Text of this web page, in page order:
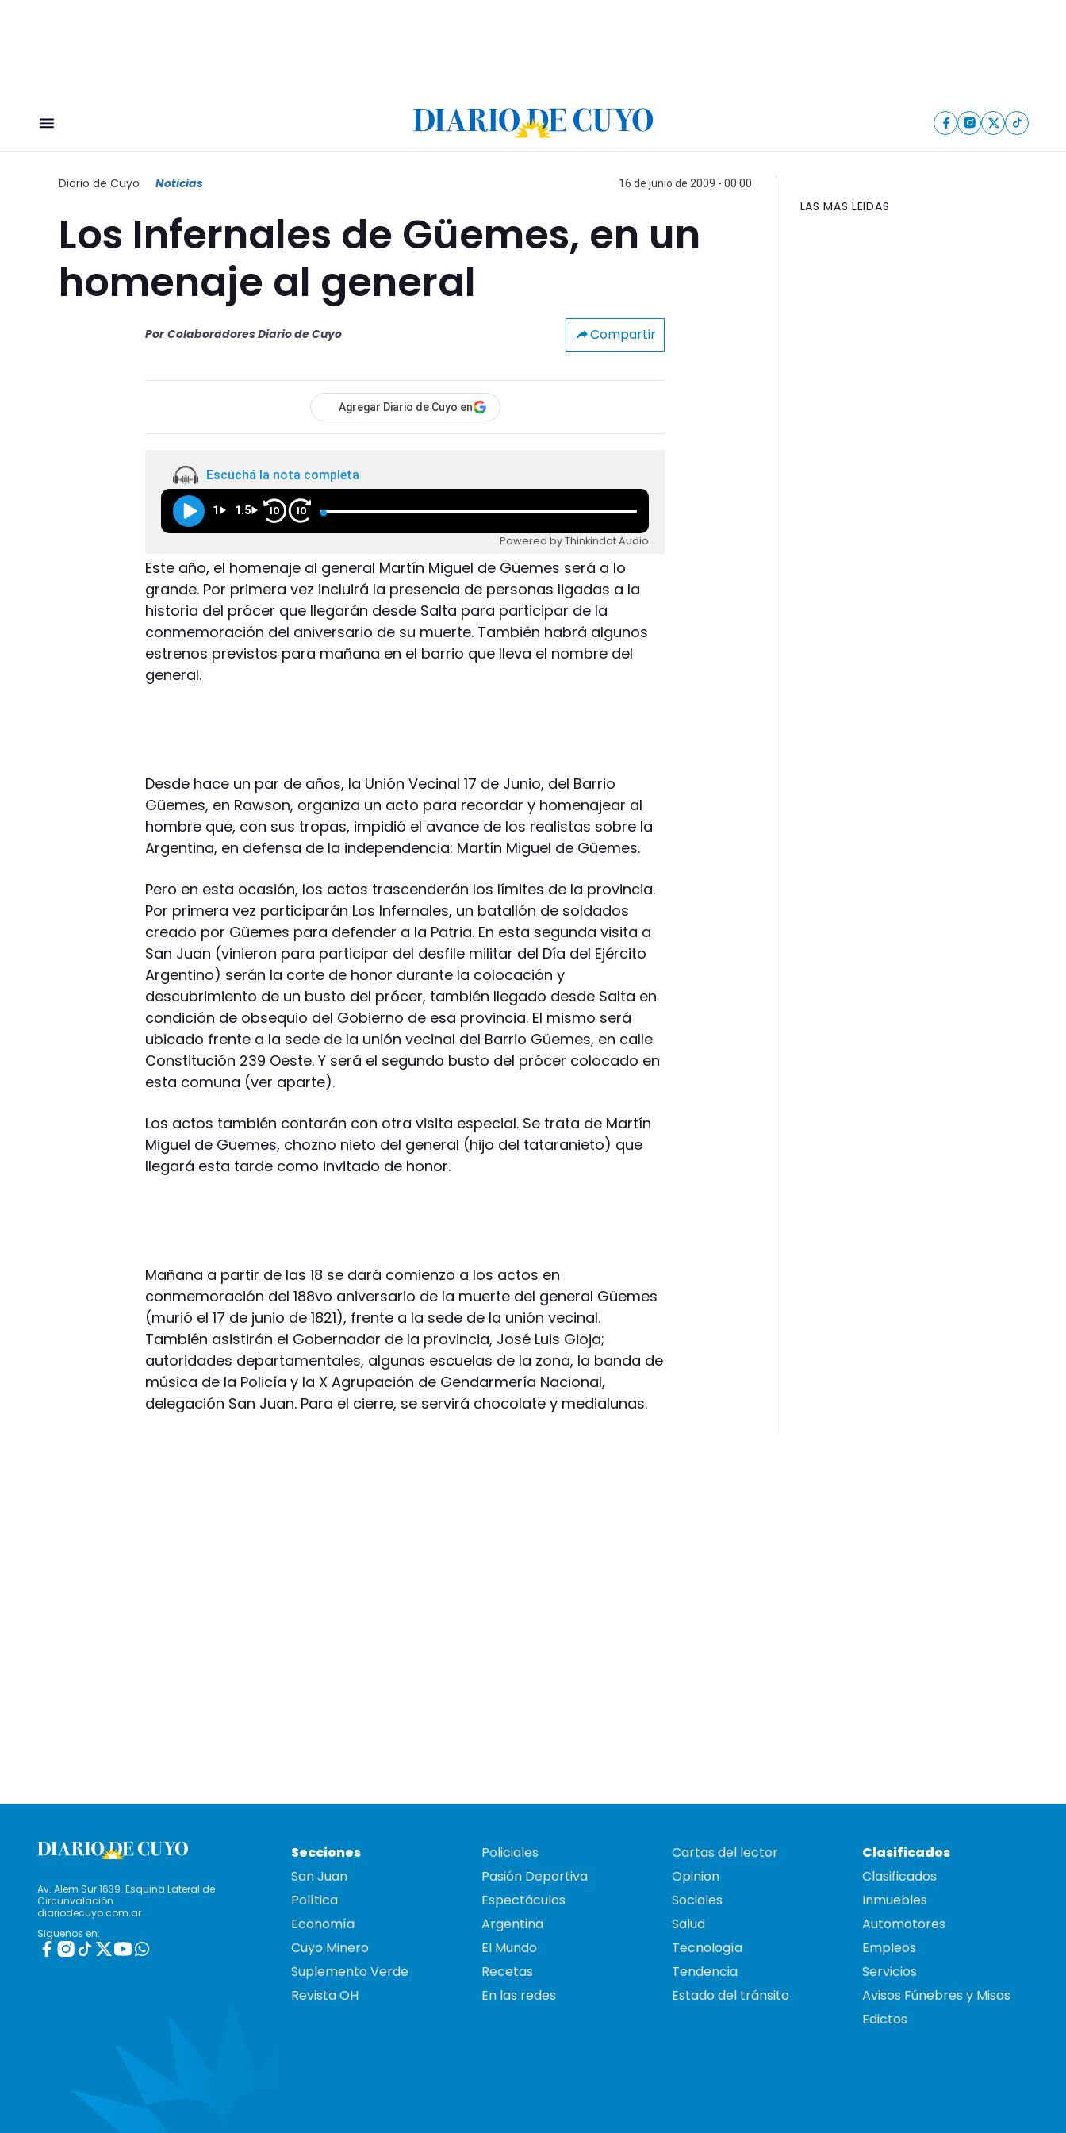
Diario de Cuyo Noticias 16 de junio de 2009 - 00:00
Los Infernales de Güemes, en un
homenaje al general
Por Colaboradores Diario de Cuyo Compartir
Agregar Diario de Cuyo en
Escuchá la nota completa
1 1.5 10 10
Powered by Thinkindot Audio
Este año, el homenaje al general Martín Miguel de Güemes será a lo
grande. Por primera vez incluirá la presencia de personas ligadas a la
historia del prócer que llegarán desde Salta para participar de la
conmemoración del aniversario de su muerte. También habrá algunos
estrenos previstos para mañana en el barrio que lleva el nombre del
general.
Desde hace un par de años, la Unión Vecinal 17 de Junio, del Barrio
Güemes, en Rawson, organiza un acto para recordar y homenajear al
hombre que, con sus tropas, impidió el avance de los realistas sobre la
Argentina, en defensa de la independencia: Martín Miguel de Güemes.
Pero en esta ocasión, los actos trascenderán los límites de la provincia.
Por primera vez participarán Los Infernales, un batallón de soldados
creado por Güemes para defender a la Patria. En esta segunda visita a
San Juan (vinieron para participar del desfile militar del Día del Ejército
Argentino) serán la corte de honor durante la colocación y
descubrimiento de un busto del prócer, también llegado desde Salta en
condición de obsequio del Gobierno de esa provincia. El mismo será
ubicado frente a la sede de la unión vecinal del Barrio Güemes, en calle
Constitución 239 Oeste. Y será el segundo busto del prócer colocado en
esta comuna (ver aparte).
Los actos también contarán con otra visita especial. Se trata de Martín
Miguel de Güemes, chozno nieto del general (hijo del tataranieto) que
llegará esta tarde como invitado de honor.
Mañana a partir de las 18 se dará comienzo a los actos en
conmemoración del 188vo aniversario de la muerte del general Güemes
(murió el 17 de junio de 1821), frente a la sede de la unión vecinal.
También asistirán el Gobernador de la provincia, José Luis Gioja;
autoridades departamentales, algunas escuelas de la zona, la banda de
música de la Policía y la X Agrupación de Gendarmería Nacional,
delegación San Juan. Para el cierre, se servirá chocolate y medialunas.
LAS MAS LEIDAS
Av. Alem Sur 1639. Esquina Lateral de
Circunvalación
diariodecuyo.com.ar
Siguenos en:
Secciones
San Juan
Política
Economía
Cuyo Minero
Suplemento Verde
Revista OH
Policiales
Pasión Deportiva
Espectáculos
Argentina
El Mundo
Recetas
En las redes
Cartas del lector
Opinion
Sociales
Salud
Tecnología
Tendencia
Estado del tránsito
Clasificados
Clasificados
Inmuebles
Automotores
Empleos
Servicios
Avisos Fúnebres y Misas
Edictos